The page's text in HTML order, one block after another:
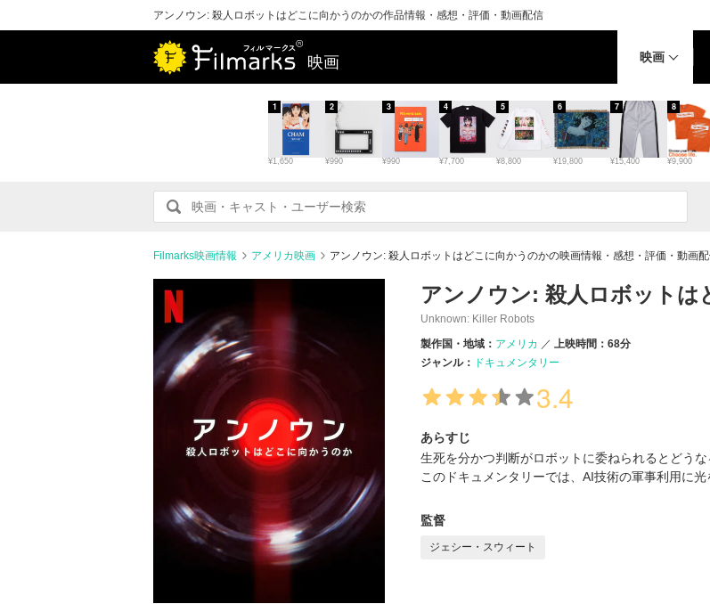
アンノウン: 殺人ロボットはどこに向かうのかの作品情報・感想・評価・動画配信
映画 映画
¥1,650
1
¥990
2
¥990
3
¥7,700
4
¥8,800
5
¥19,800
6
¥15,400
7
¥9,900
8
Filmarks映画情報 アメリカ映画 アンノウン: 殺人ロボットはどこに向かうのかの映画情報・感想・評価・動画
アンノウン: 殺人ロボットは
Unknown: Killer Robots
製作国・地域： アメリカ
上映時間：68分
ジャンル： ドキュメンタリー
3.4
あらすじ
生死を分かつ判断がロボットに委ねられるとどう
このドキュメンタリーでは、AI技術の軍事利用に
監督
ジェシー・スウィート